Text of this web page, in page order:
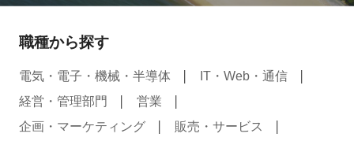
職種から探す
電気・電子・機械・半導体
IT・Web・通信
経営・管理部門
営業
企画・マーケティング
販売・サービス